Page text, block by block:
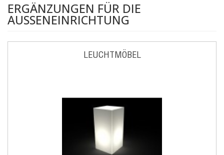
ERGÄNZUNGEN FÜR DIE
AUSSENEINRICHTUNG
LEUCHTMÖBEL